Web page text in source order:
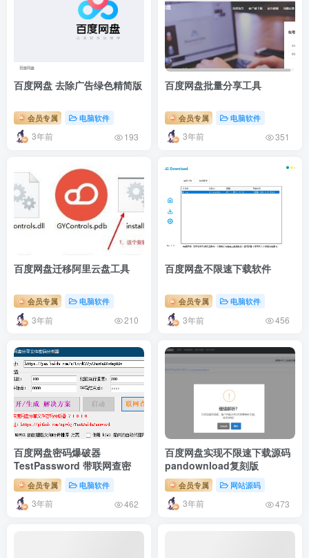
百度网盘 去除广告绿色精简版
会员专属 电脑软件
3年前 193
百度网盘批量分享工具
会员专属 电脑软件
3年前 351
百度网盘迁移阿里云盘工具
会员专属 电脑软件
3年前 210
百度网盘不限速下载软件
会员专属 电脑软件
3年前 456
百度网盘密码爆破器
TestPassword 带联网查密
会员专属 电脑软件
3年前 462
百度网盘实现不限速下载源码
pandownload复刻版
会员专属 网站源码
3年前 473